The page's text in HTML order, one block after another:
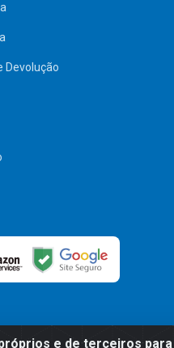
e de terceiros para
Devolução